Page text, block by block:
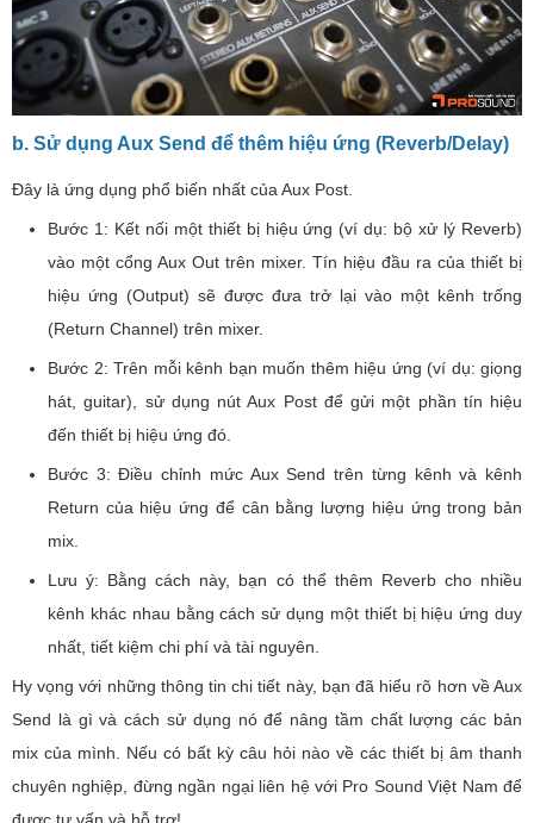
b. Sử dụng Aux Send để thêm hiệu ứng (Reverb/Delay)
Đây là ứng dụng phổ biến nhất của Aux Post.
Bước 1: Kết nối một thiết bị hiệu ứng (ví dụ: bộ xử lý Reverb)
vào một cổng Aux Out trên mixer. Tín hiệu đầu ra của thiết bị
hiệu ứng (Output) sẽ được đưa trở lại vào một kênh trống
(Return Channel) trên mixer.
Bước 2: Trên mỗi kênh bạn muốn thêm hiệu ứng (ví dụ: giọng
hát, guitar), sử dụng nút Aux Post để gửi một phần tín hiệu
đến thiết bị hiệu ứng đó.
Bước 3: Điều chỉnh mức Aux Send trên từng kênh và kênh
Return của hiệu ứng để cân bằng lượng hiệu ứng trong bản
mix.
Lưu ý: Bằng cách này, bạn có thể thêm Reverb cho nhiều
kênh khác nhau bằng cách sử dụng một thiết bị hiệu ứng duy
nhất, tiết kiệm chi phí và tài nguyên.
Hy vọng với những thông tin chi tiết này, bạn đã hiểu rõ hơn về Aux
Send là gì và cách sử dụng nó để nâng tầm chất lượng các bản
mix của mình. Nếu có bất kỳ câu hỏi nào về các thiết bị âm thanh
chuyên nghiệp, đừng ngần ngại liên hệ với Pro Sound Việt Nam để